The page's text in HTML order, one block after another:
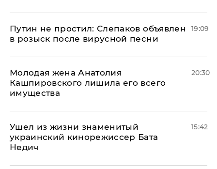
Путин не простил: Слепаков объявлен
в розыск после вирусной песни
19:09
Молодая жена Анатолия
Кашпировского лишила его всего
имущества
20:30
Ушел из жизни знаменитый
украинский кинорежиссер Бата
Недич
15:42